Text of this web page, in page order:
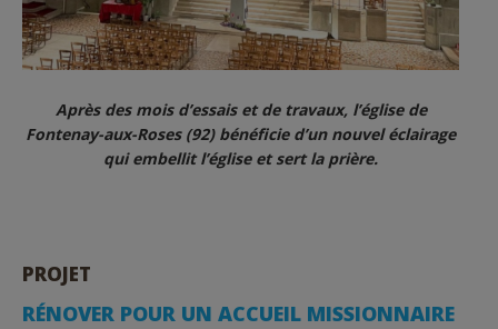
Après des mois d’essais et de travaux, l’église de
Fontenay-aux-Roses (92) bénéficie d’un nouvel éclairage
qui embellit l’église et sert la prière.
PROJET
RÉNOVER POUR UN ACCUEIL MISSIONNAIRE